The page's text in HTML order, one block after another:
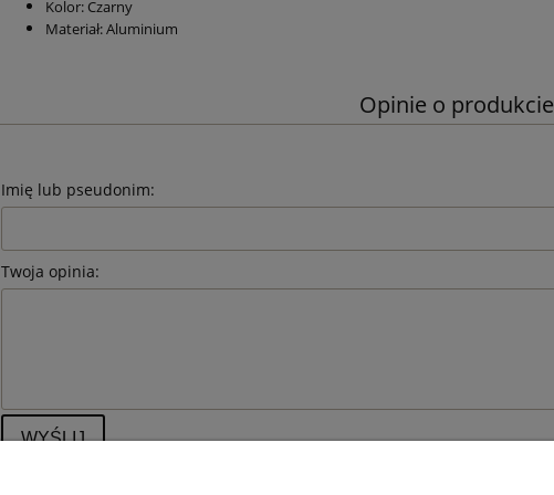
Kolor: Czarny
Materiał: Aluminium
Opinie o
Imię lub pseudonim:
Twoja opinia:
WYŚLIJ